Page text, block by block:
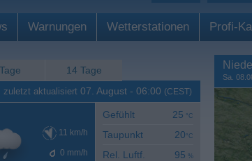
Warnungen Wetterstationen Profi-
14 Tage
zuletzt aktualisiert 07. August - 06:00 (CEST)
11 km/h
0 mm/h
Gefühlt 25 °C
Taupunkt 20 °C
Rel. Luftf. 95 %
Sa.